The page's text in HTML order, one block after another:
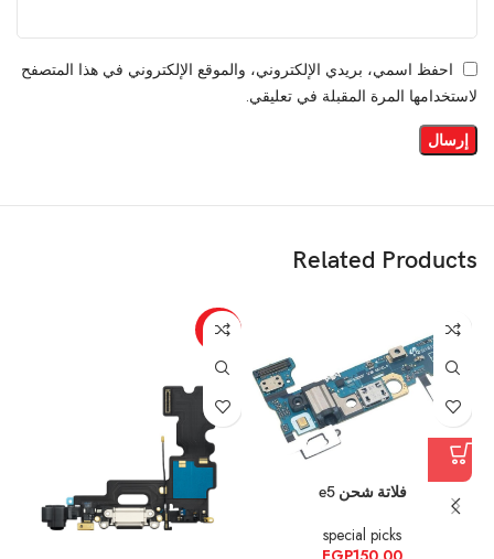
احفظ اسمي، بريدي الإلكتروني، والموقع الإلكتروني في هذا المتصفح
لاستخدامها المرة المقبلة في تعليقي.
Related Products
فلاتة شحن e5
special picks
-22%